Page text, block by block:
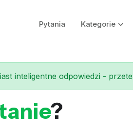
Pytania Kategorie
inteligentne odpowiedzi -
?